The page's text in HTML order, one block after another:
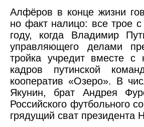
Алфёров в конце жизни
но факт налицо: все трое
году, когда Владимир
управляющего делами
тройка учредит вместе с
кадров путинской
кооператив «Озеро». В
Якунин, брат Андрея
Российского футбольного
грядущий сват